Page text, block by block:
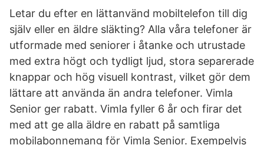
Letar du efter en lättanvänd mobiltelefon till dig
själv eller en äldre släkting? Alla våra telefoner är
utformade med seniorer i åtanke och utrustade
med extra högt och tydligt ljud, stora separerade
knappar och hög visuell kontrast, vilket gör dem
lättare att använda än andra telefoner. Vimla
Senior ger rabatt. Vimla fyller 6 år och firar det
med att ge alla äldre en rabatt på samtliga
mobilabonnemang för Vimla Senior. Exempelvis